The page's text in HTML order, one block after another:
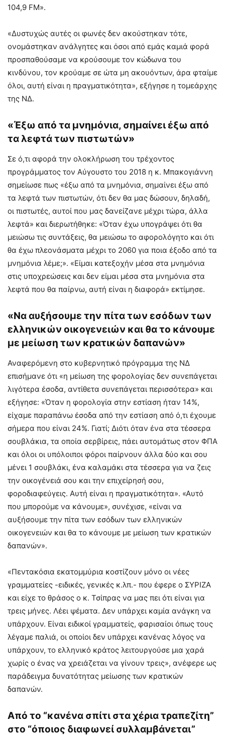
104,9 FM».
«Δυστυχώς αυτές οι φωνές δεν ακούστηκαν τότε,
ονομάστηκαν ανάλγητες και όσοι από εμάς καμιά φορά
προσπαθούσαμε να κρούσουμε τον κώδωνα του
κινδύνου, τον κρούαμε σε ώτα μη ακουόντων, άρα φταίμε
όλοι, αυτή είναι η πραγματικότητα», εξήγησε η τομεάρχης
της ΝΔ.
«Έξω από τα μνημόνια, σημαίνει έξω από
τα λεφτά των πιστωτών»
Σε ό,τι αφορά την ολοκλήρωση του τρέχοντος
προγράμματος τον Αύγουστο του 2018 η κ. Μπακογιάννη
σημείωσε πως «έξω από τα μνημόνια, σημαίνει έξω από
τα λεφτά των πιστωτών, ότι δεν θα μας δώσουν, δηλαδή,
οι πιστωτές, αυτοί που μας δανείζανε μέχρι τώρα, άλλα
λεφτά» και διερωτήθηκε: «Όταν έχω υπογράψει ότι θα
μειώσω τις συντάξεις, θα μειώσω το αφορολόγητο και ότι
θα έχω πλεονάσματα μέχρι το 2060 για ποια έξοδο από τα
μνημόνια λέμε;». «Είμαι κατεξοχήν μέσα στα μνημόνια
στις υποχρεώσεις και δεν είμαι μέσα στα μνημόνια στα
λεφτά που θα παίρνω, αυτή είναι η διαφορά» εκτίμησε.
«Να αυξήσουμε την πίτα των εσόδων των
ελληνικών οικογενειών και θα το κάνουμε
με μείωση των κρατικών δαπανών»
Αναφερόμενη στο κυβερνητικό πρόγραμμα της ΝΔ
επισήμανε ότι «η μείωση της φορολογίας δεν συνεπάγεται
λιγότερα έσοδα, αντίθετα συνεπάγεται περισσότερα» και
εξήγησε: «Όταν η φορολογία στην εστίαση ήταν 14%,
είχαμε παραπάνω έσοδα από την εστίαση από ό,τι έχουμε
σήμερα που είναι 24%. Γιατί; Διότι όταν ένα στα τέσσερα
σουβλάκια, τα οποία σερβίρεις, πάει αυτομάτως στον ΦΠΑ
και όλοι οι υπόλοιποι φόροι παίρνουν άλλα δύο και σου
μένει 1 σουβλάκι, ένα καλαμάκι στα τέσσερα για να ζεις
την οικογένειά σου και την επιχείρησή σου,
φοροδιαφεύγεις. Αυτή είναι η πραγματικότητα». «Αυτό
που μπορούμε να κάνουμε», συνέχισε, «είναι να
αυξήσουμε την πίτα των εσόδων των ελληνικών
οικογενειών και θα το κάνουμε με μείωση των κρατικών
δαπανών».
«Πεντακόσια εκατομμύρια κοστίζουν μόνο οι νέες
γραμματείες -ειδικές, γενικές κ.λπ.- που έφερε ο ΣΥΡΙΖΑ
και είχε το θράσος ο κ. Τσίπρας να μας πει ότι είναι για
τρεις μήνες. Λέει ψέματα. Δεν υπάρχει καμία ανάγκη να
υπάρχουν. Είναι ειδικοί γραμματείς, φαρισαίοι όπως τους
λέγαμε παλιά, οι οποίοι δεν υπάρχει κανένας λόγος να
υπάρχουν, το ελληνικό κράτος λειτουργούσε μια χαρά
χωρίς ο ένας να χρειάζεται να γίνουν τρεις», ανέφερε ως
παράδειγμα δυνατότητας μείωσης των κρατικών
δαπανών.
Από το “κανένα σπίτι στα χέρια τραπεζίτη”
στο “όποιος διαφωνεί συλλαμβάνεται”